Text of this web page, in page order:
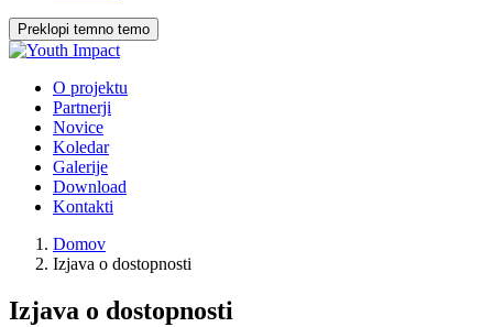
Preklopi temno temo
O projektu
Partnerji
Novice
Koledar
Galerije
Download
Kontakti
Domov
Izjava o dostopnosti
Izjava o dostopnosti